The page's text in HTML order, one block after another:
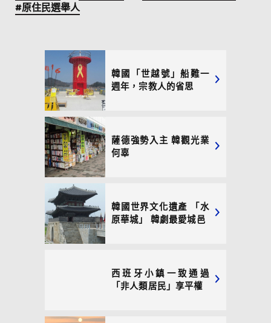
#原住民選舉人
韓國「世越號」船難一
週年，宗教人的省思
薩德強勢入主 韓觀光業
何辜
韓國世界文化遺產 「水
原華城」 韓劇最愛城邑
西班牙小鎮一致通過
「非人類居民」享平權